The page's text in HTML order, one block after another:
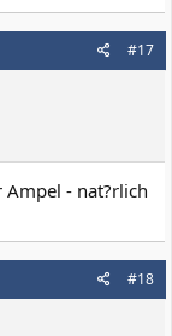
#17
Ampel - nat?rlich
#18